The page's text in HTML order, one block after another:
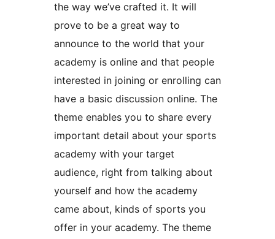
the way we’ve crafted it. It will
prove to be a great way to
announce to the world that your
academy is online and that people
interested in joining or enrolling can
have a basic discussion online. The
theme enables you to share every
important detail about your sports
academy with your target
audience, right from talking about
yourself and how the academy
came about, kinds of sports you
offer in your academy. The theme